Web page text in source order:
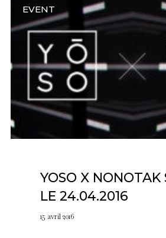
EVENT
YOSO X NONOTAK
LE 24.04.2016
15 avril 2016